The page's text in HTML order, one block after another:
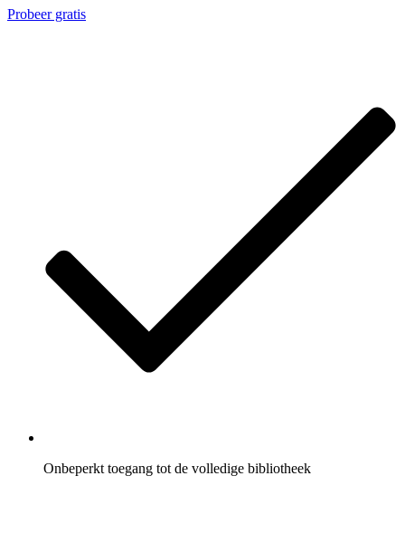
Probeer gratis
Onbeperkt toegang tot de volledige bibliotheek